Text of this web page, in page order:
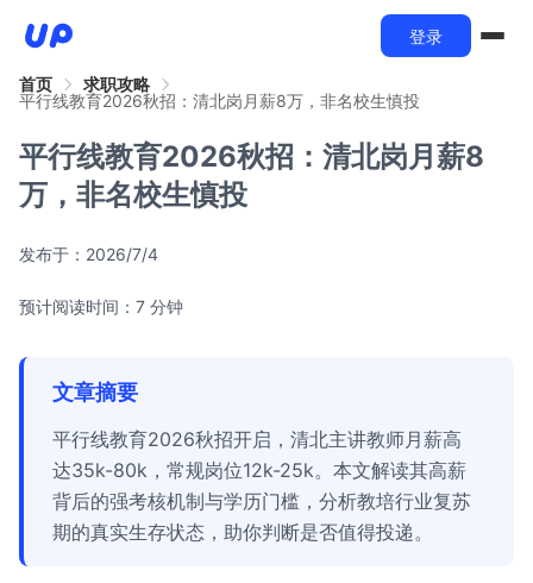
登录
首页
求职攻略
平行线教育2026秋招：清北岗月薪8万，非名校生慎投
平行线教育2026秋招：清北岗月薪8
万，非名校生慎投
发布于： 2026/7/4
预计阅读时间：7 分钟
文章摘要
平行线教育2026秋招开启，清北主讲教师月薪高
达35k-80k，常规岗位12k-25k。本文解读其高薪
背后的强考核机制与学历门槛，分析教培行业复苏
期的真实生存状态，助你判断是否值得投递。